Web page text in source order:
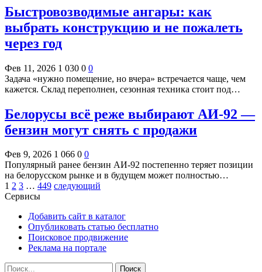
Быстровозводимые ангары: как
выбрать конструкцию и не пожалеть
через год
Фев 11, 2026 1 030 0 0
Задача «нужно помещение, но вчера» встречается чаще, чем
кажется. Склад переполнен, сезонная техника стоит под…
Белорусы всё реже выбирают АИ-92 —
бензин могут снять с продажи
Фев 9, 2026 1 066 0 0
Популярный ранее бензин АИ-92 постепенно теряет позиции
на белорусском рынке и в будущем может полностью…
1 2 3 … 449 следующий
Сервисы
Добавить сайт в каталог
Опубликовать статью бесплатно
Поисковое продвижение
Реклама на портале